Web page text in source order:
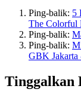
Ping-balik: 5
The Colorful
Ping-balik:
Ping-balik:
GBK
Tinggalkan